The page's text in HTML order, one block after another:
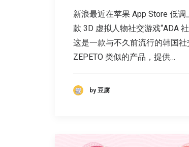
新浪最近在苹果 App Store 低调
款 3D 虚拟人物社交游戏“ADA 社
这是一款与不久前流行的韩国社
ZEPETO 类似的产品，提供…
by 豆腐